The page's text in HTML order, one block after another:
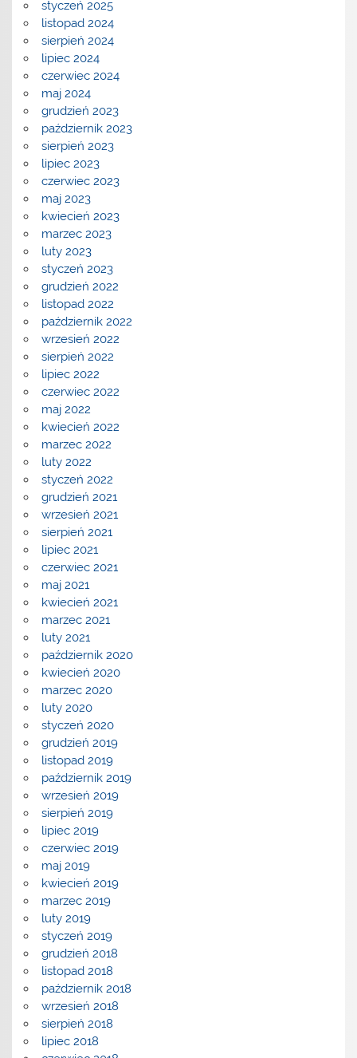
styczeń 2025
listopad 2024
sierpień 2024
lipiec 2024
czerwiec 2024
maj 2024
grudzień 2023
październik 2023
sierpień 2023
lipiec 2023
czerwiec 2023
maj 2023
kwiecień 2023
marzec 2023
luty 2023
styczeń 2023
grudzień 2022
listopad 2022
październik 2022
wrzesień 2022
sierpień 2022
lipiec 2022
czerwiec 2022
maj 2022
kwiecień 2022
marzec 2022
luty 2022
styczeń 2022
grudzień 2021
wrzesień 2021
sierpień 2021
lipiec 2021
czerwiec 2021
maj 2021
kwiecień 2021
marzec 2021
luty 2021
październik 2020
kwiecień 2020
marzec 2020
luty 2020
styczeń 2020
grudzień 2019
listopad 2019
październik 2019
wrzesień 2019
sierpień 2019
lipiec 2019
czerwiec 2019
maj 2019
kwiecień 2019
marzec 2019
luty 2019
styczeń 2019
grudzień 2018
listopad 2018
październik 2018
wrzesień 2018
sierpień 2018
lipiec 2018